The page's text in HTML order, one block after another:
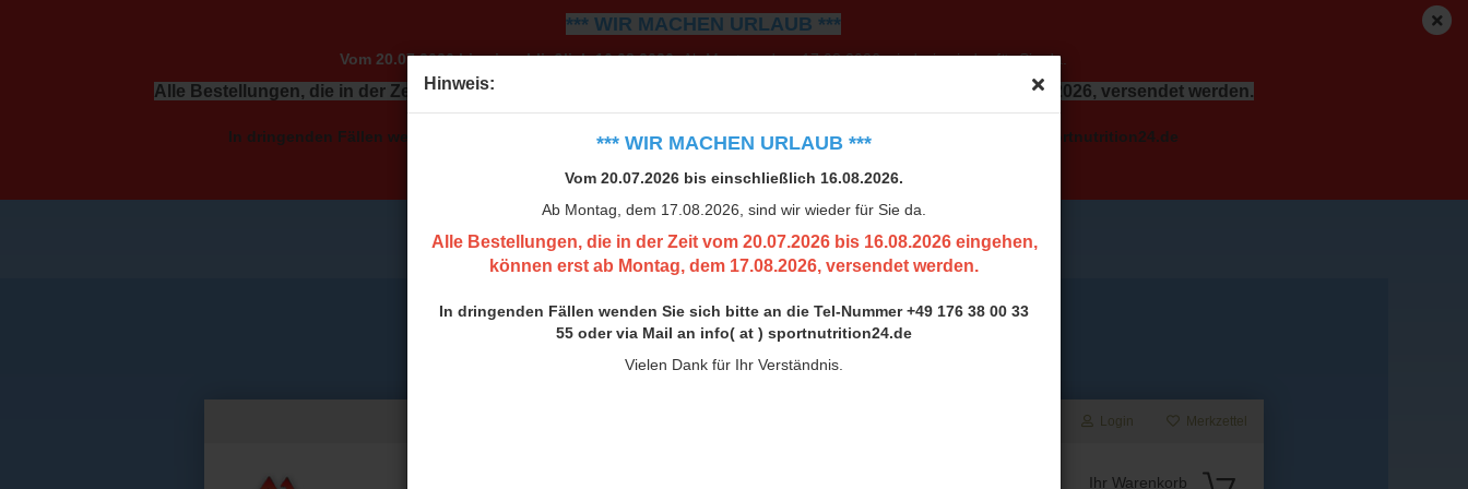
Hinweis:
*** WIR MACHEN URLAUB ***
Vom 20.07.2026 bis einschließlich 16.08.2026.
Ab Montag, dem 17.08.2026, sind wir wieder für Sie da.
Alle Bestellungen, die in der Zeit vom 20.07.2026 bis 16.08.2026 eingehen,
können erst ab Montag, dem 17.08.2026, versendet werden.
In dringenden Fällen wenden Sie sich bitte an die Tel-Nummer +49 176 38 00 33
55 oder via Mail an info( at ) sportnutrition24.de
Vielen Dank für Ihr Verständnis.
Suche...
Login Merkzettel
Ihr Warenkorb
*** WIR MACHEN URLAUB ***
Vom 20.07.2026 bis einschließlich 16.08.2026.Ab Montag, dem 17.08.2026, sind wir wieder für Sie da.
Alle Bestellungen, die in der Zeit vom 20.07.2026 bis 16.08.2026 eingehen, können erst ab Montag, dem 17.08.2026, versendet werden.
In dringenden Fällen wenden Sie sich bitte an die Tel-Nummer +49 176 38 00 33 55 oder via Mail an info( at ) sportnutrition24.de